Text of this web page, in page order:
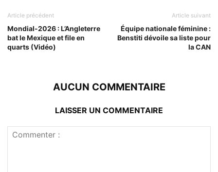
Article précédent
Mondial-2026 : L’Angleterre
bat le Mexique et file en
quarts (Vidéo)
Article suivant
Équipe nationale féminine :
Benstiti dévoile sa liste pour
la CAN
AUCUN COMMENTAIRE
LAISSER UN COMMENTAIRE